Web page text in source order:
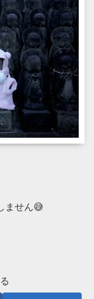
ません😅